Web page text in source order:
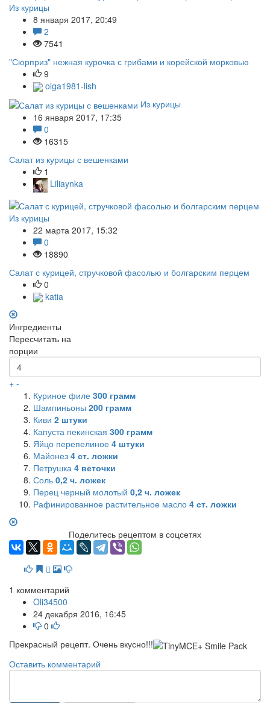
Из курицы
8 января 2017, 20:49
2
7541
"Сюрприз" нежная курочка с грибами и корейской морковью
9
olga1981-lish
Из курицы
16 января 2017, 17:35
0
16315
Салат из курицы с вешенками
1
Liliaynka
Из курицы
22 марта 2017, 15:32
0
18890
Салат с курицей, стручковой фасолью и болгарским перцем
0
katia
Ингредиенты
Пересчитать на
порции
+ -
Куриное филе 300 грамм
Шампиньоны 200 грамм
Киви 2 штуки
Капуста пекинская 300 грамм
Яйцо перепелиное 4 штуки
Майонез 4 ст. ложки
Петрушка 4 веточки
Соль 0,2 ч. ложек
Перец черный молотый 0,2 ч. ложек
Рафинированное растительное масло 4 ст. ложки
Поделитесь рецептом в соцсетях
1 комментарий
Oli34500
24 декабря 2016, 16:45
0
Прекрасный рецепт. Очень вкусно!!!
Оставить комментарий